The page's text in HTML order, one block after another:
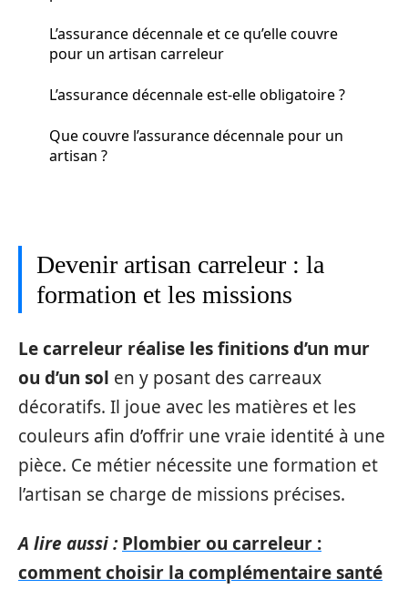
L’assurance décennale et ce qu’elle couvre
pour un artisan carreleur
L’assurance décennale est-elle obligatoire ?
Que couvre l’assurance décennale pour un
artisan ?
Devenir artisan carreleur : la
formation et les missions
Le carreleur réalise les finitions d’un mur
ou d’un sol en y posant des carreaux
décoratifs. Il joue avec les matières et les
couleurs afin d’offrir une vraie identité à une
pièce. Ce métier nécessite une formation et
l’artisan se charge de missions précises.
A lire aussi : Plombier ou carreleur :
comment choisir la complémentaire santé